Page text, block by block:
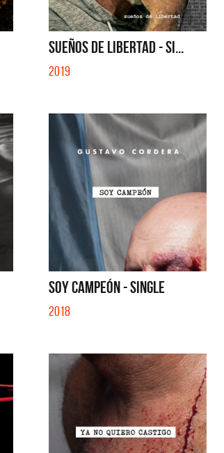
SUEÑOS DE LIBERTAD - SI...
2019
SOY CAMPEÓN - SINGLE
2018
La Muela y Sus Amigos
QUE NO SE MUELA LA MUELA - SINGLE